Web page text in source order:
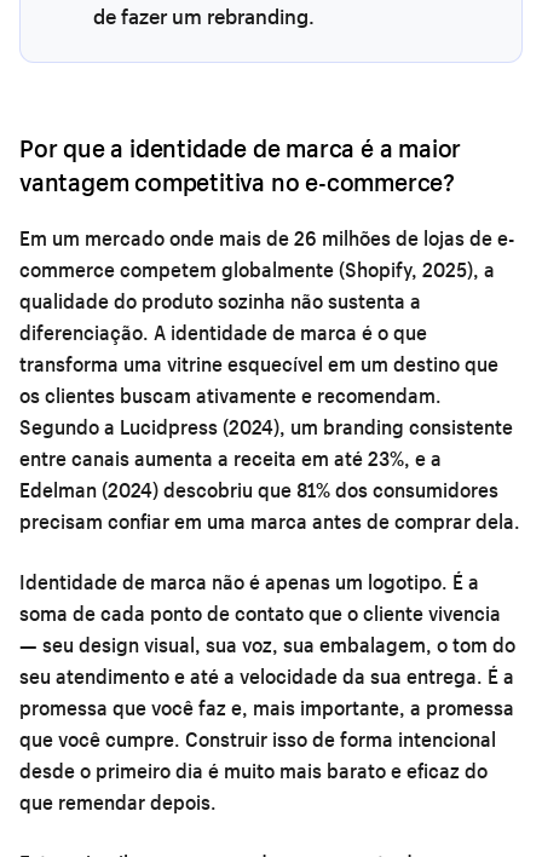
de fazer um rebranding.
Por que a identidade de marca é a maior
vantagem competitiva no e-commerce?
Em um mercado onde mais de 26 milhões de lojas de e-
commerce competem globalmente (Shopify, 2025), a
qualidade do produto sozinha não sustenta a
diferenciação. A identidade de marca é o que
transforma uma vitrine esquecível em um destino que
os clientes buscam ativamente e recomendam.
Segundo a Lucidpress (2024), um branding consistente
entre canais aumenta a receita em até 23%, e a
Edelman (2024) descobriu que 81% dos consumidores
precisam confiar em uma marca antes de comprar dela.
Identidade de marca não é apenas um logotipo. É a
soma de cada ponto de contato que o cliente vivencia
— seu design visual, sua voz, sua embalagem, o tom do
seu atendimento e até a velocidade da sua entrega. É a
promessa que você faz e, mais importante, a promessa
que você cumpre. Construir isso de forma intencional
desde o primeiro dia é muito mais barato e eficaz do
que remendar depois.